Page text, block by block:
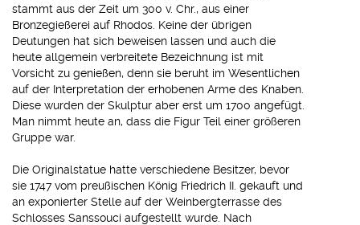
stammt aus der Zeit um 300 v. Chr., aus einer
Bronzegießerei auf Rhodos. Keine der übrigen
Deutungen hat sich beweisen lassen und auch die
heute allgemein verbreitete Bezeichnung ist mit
Vorsicht zu genießen, denn sie beruht im Wesentlichen
auf der Interpretation der erhobenen Arme des Knaben.
Diese wurden der Skulptur aber erst um 1700 angefügt.
Man nimmt heute an, dass die Figur Teil einer größeren
Gruppe war.
Die Originalstatue hatte verschiedene Besitzer, bevor
sie 1747 vom preußischen König Friedrich II. gekauft und
an exponierter Stelle auf der Weinbergterrasse des
Schlosses Sanssouci aufgestellt wurde. Nach